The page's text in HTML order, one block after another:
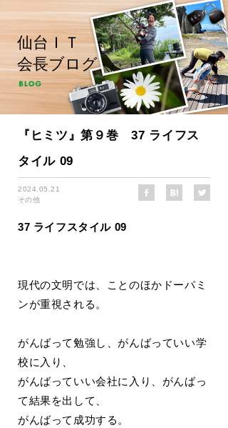
仙台ＩＴ
会長ブログ
『ヒミツ』第９巻 37 ライフス
タイル 09
2024.05.21
その他
37 ライフスタイル 09
現代の文明では、ことのほかドーパミ
ンが重視される。
がんばって勉強し、がんばっていい学
校に入り、
がんばっていい会社に入り、がんばっ
て結果を出して、
がんばって成功する。